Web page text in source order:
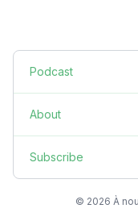
Podcast
About
Subscribe
© 2026 À